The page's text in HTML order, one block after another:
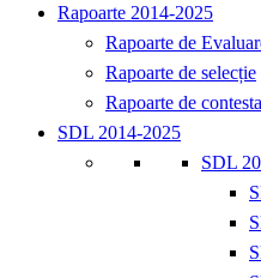
Rapoarte 2014-2025
Rapoarte de
Rapoarte de selecție
Rapoarte de
SDL 2014-2025
SDL